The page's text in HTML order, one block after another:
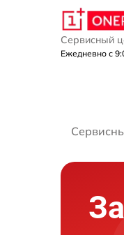
Сервисный
Ежедневно с